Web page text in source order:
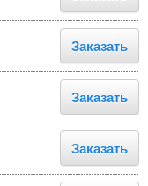
Заказать
Заказать
Заказать